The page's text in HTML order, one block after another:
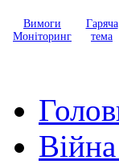
Вимоги
Моніторинг
Гаряча
тема